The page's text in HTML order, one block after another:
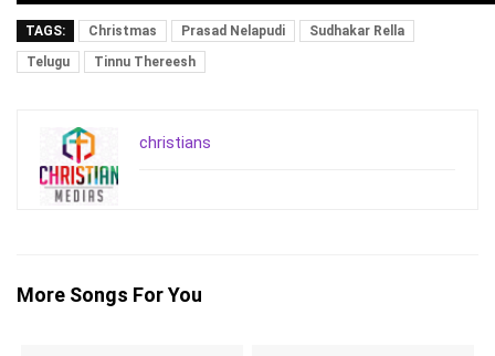
TAGS: Christmas Prasad Nelapudi
Sudhakar Rella
Telugu
Tinnu Thereesh
christians
More Songs For You